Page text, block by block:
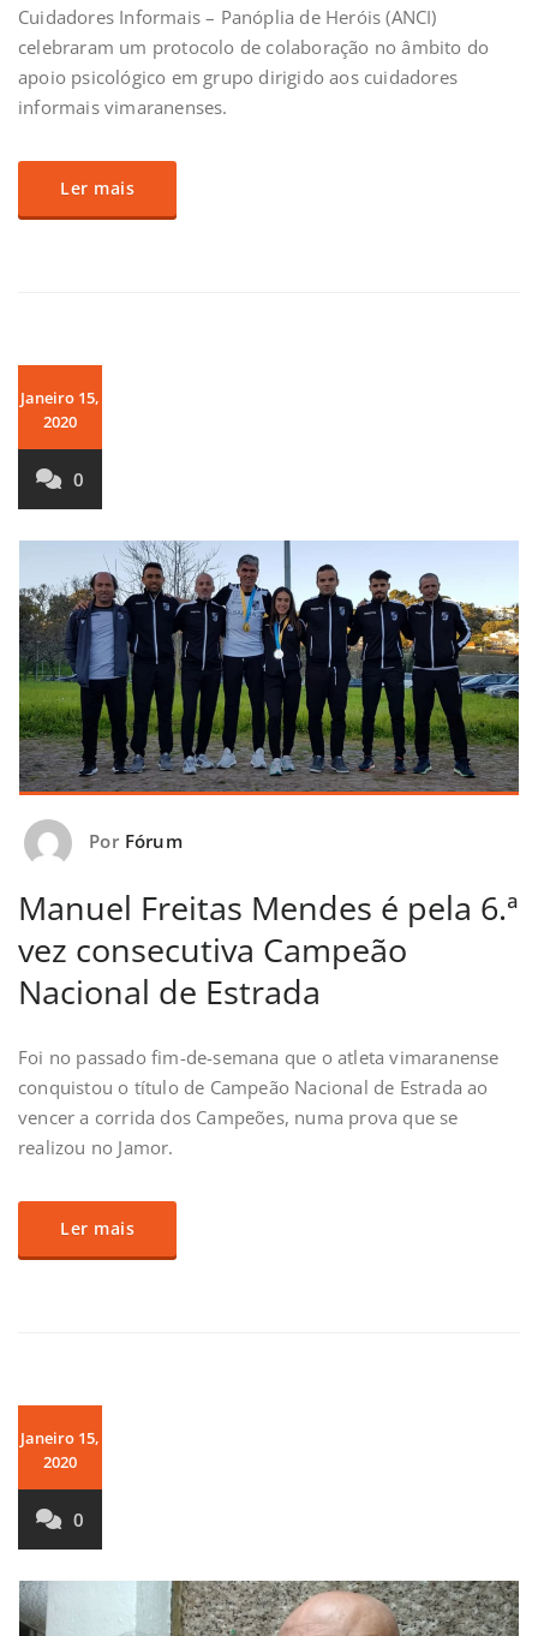
Cuidadores Informais – Panóplia de Heróis (ANCI)
celebraram um protocolo de colaboração no âmbito do
apoio psicológico em grupo dirigido aos cuidadores
informais vimaranenses.
Ler mais
Janeiro 15,
2020
0
Por Fórum
Manuel Freitas Mendes é pela 6.ª
vez consecutiva Campeão
Nacional de Estrada
Foi no passado fim-de-semana que o atleta vimaranense
conquistou o título de Campeão Nacional de Estrada ao
vencer a corrida dos Campeões, numa prova que se
realizou no Jamor.
Ler mais
Janeiro 15,
2020
0